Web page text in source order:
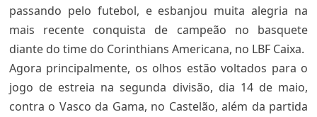
passando pelo futebol, e esbanjou muita alegria na
mais recente conquista de campeão no basquete
diante do time do Corinthians Americana, no LBF Caixa.
Agora principalmente, os olhos estão voltados para o
jogo de estreia na segunda divisão, dia 14 de maio,
contra o Vasco da Gama, no Castelão, além da partida